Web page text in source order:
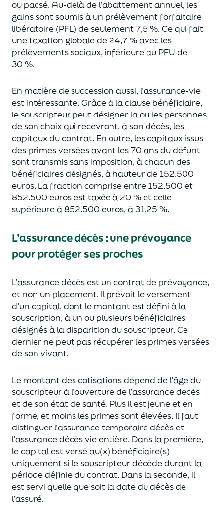
ou pacsé. Au-delàde l’abattement annuel, les
gains sont soumis à un prélèvement forfaitaire
libératoire (PFL) de seulement 7,5 %. Ce qui fait
une taxation globale de24,7 % avec les
prélèvements sociaux, inférieure au PFU de
30 %.
En matière de succession aussi, l’assurance-vie
est intéressante. Grâce à la clause bénéficiaire,
le souscripteur peut désigner la ou les personnes
de son choix qui recevront, à son décès, les
capitaux du contrat. En outre, les capitaux issus
des primes versées avant les 70 ans du défunt
sont transmis sans imposition, à chacun des
bénéficiaires désignés, à hauteur de 152.500
euros. La fraction comprise entre 152.500 et
852.500 eurosest taxée à 20 % et celle
supérieure à 852.500 euros, à 31,25 %.
L’assurance décès :une prévoyance
pour protéger ses proches
L’assurance décès est un contrat de prévoyance,
et non un placement. Il prévoit le versement
d’un capital, dont le montant est défini à la
souscription, à un ou plusieurs bénéficiaires
désignés à la disparition du souscripteur. Ce
dernier ne peut pas récupérer les primes versées
de son vivant.
Le montant des cotisations dépend de l’âgedu
souscripteur à l’ouverture de l’assurance décès
et de son état de santé. Plus il est jeuneet en
forme, et moins les primes sont élevées. Il faut
distinguer l’assurance temporaire décès et
l’assurancedécèsvie entière. Dans la première,
le capital estversé au(x) bénéficiaire(s)
uniquementsi le souscripteur décède durant la
période définie du contrat. Dans la seconde, il
est servi quelle que soit la date du décès de
l’assuré.